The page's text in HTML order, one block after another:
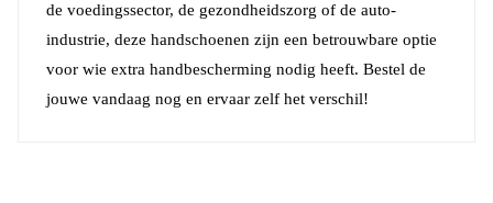
de voedingssector, de gezondheidszorg of de auto-
industrie, deze handschoenen zijn een betrouwbare optie
voor wie extra handbescherming nodig heeft. Bestel de
jouwe vandaag nog en ervaar zelf het verschil!